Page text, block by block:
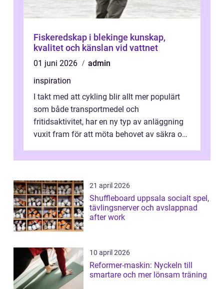
Fiskeredskap i blekinge kunskap,
kvalitet och känslan vid vattnet
01 juni 2026
admin
inspiration
I takt med att cykling blir allt mer populärt
som både transportmedel och
fritidsaktivitet, har en ny typ av anläggning
vuxit fram för att möta behovet av säkra och
21 april 2026
Shuffleboard uppsala socialt spel,
tävlingsnerver och avslappnad
after work
10 april 2026
Reformer-maskin: Nyckeln till
smartare och mer lönsam träning